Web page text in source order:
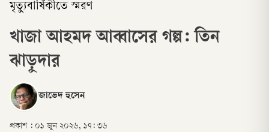
মৃত্যুবার্ষিকীতে স্মরণ
খাজা আহমদ আব্বাসের গল্প: তিন
ঝাড়ুদার
জাভেদ হুসেন
প্রকাশ : ০১ জুন ২০২৬, ১৭: ৩৬